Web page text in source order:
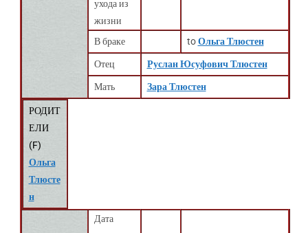
ухода из
жизни
В браке
toОльга Тлюстен
Отец Руслан Юсуфович Тлюстен
Мать Зара Тлюстен
РОДИТ
ЕЛИ
(F)
Ольга
Тлюсте
н
Дата